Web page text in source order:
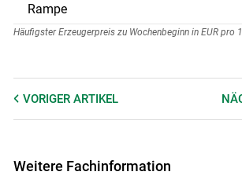
Rampe
Häufigster Erzeugerpreis zu Wochenbeginn in EUR pro
VORIGER ARTIKEL
Weitere Fachinformation